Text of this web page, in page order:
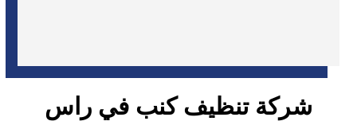
شركة تنظيف كنب في راس